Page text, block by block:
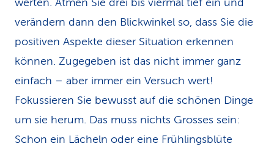
werten. Atmen Sie drei bis viermal tief ein und
verändern dann den Blickwinkel so, dass Sie die
positiven Aspekte dieser Situation erkennen
können. Zugegeben ist das nicht immer ganz
einfach – aber immer ein Versuch wert!
Fokussieren Sie bewusst auf die schönen Dinge
um sie herum. Das muss nichts Grosses sein:
Schon ein Lächeln oder eine Frühlingsblüte